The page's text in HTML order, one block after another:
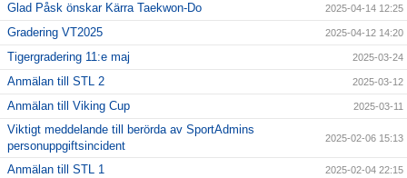
Glad Påsk önskar Kärra Taekwon-Do 2025-04-14 12:25
Gradering VT2025 2025-04-12 14:20
Tigergradering 11:e maj 2025-03-24
Anmälan till STL 2 2025-03-12
Anmälan till Viking Cup 2025-03-11
Viktigt meddelande till berörda av SportAdmins
personuppgiftsincident
2025-02-06 15:13
Anmälan till STL 1 2025-02-04 22:15